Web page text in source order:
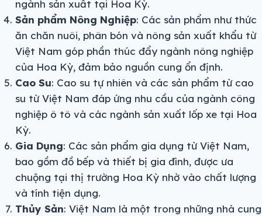
ngành sản xuất tại Hoa Kỳ.
Sản phẩm Nông Nghiệp: Các sản phẩm như thức
ăn chăn nuôi, phân bón và nông sản xuất khẩu từ
Việt Nam góp phần thúc đẩy ngành nông nghiệp
của Hoa Kỳ, đảm bảo nguồn cung ổn định.
Cao Su: Cao su tự nhiên và các sản phẩm từ cao
su từ Việt Nam đáp ứng nhu cầu của ngành công
nghiệp ô tô và các ngành sản xuất lốp xe tại Hoa
Kỳ.
Gia Dụng: Các sản phẩm gia dụng từ Việt Nam,
bao gồm đồ bếp và thiết bị gia đình, được ưa
chuộng tại thị trường Hoa Kỳ nhờ vào chất lượng
và tính tiện dụng.
Thủy Sản: Việt Nam là một trong những nhà cung